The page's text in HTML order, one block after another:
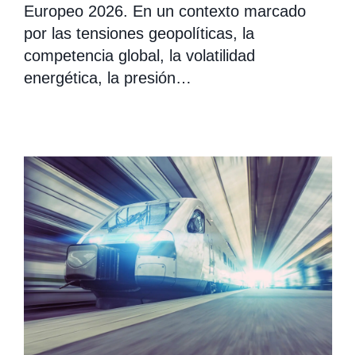
Europeo 2026. En un contexto marcado
por las tensiones geopolíticas, la
competencia global, la volatilidad
energética, la presión…